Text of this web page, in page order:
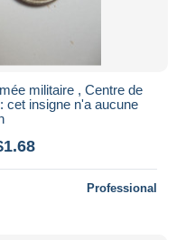
militaire , Centre de
cet insigne n'a aucune
Professional